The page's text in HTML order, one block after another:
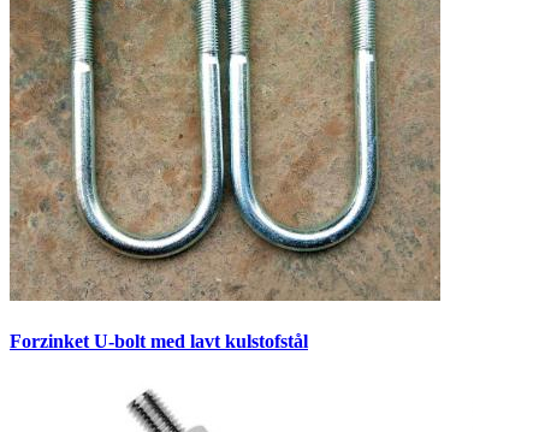
Forzinket U-bolt med lavt kulstofstål